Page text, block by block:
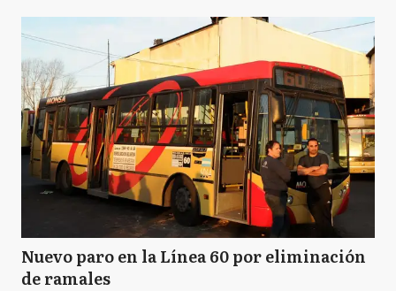
Nuevo paro en la Línea 60 por eliminación
de ramales